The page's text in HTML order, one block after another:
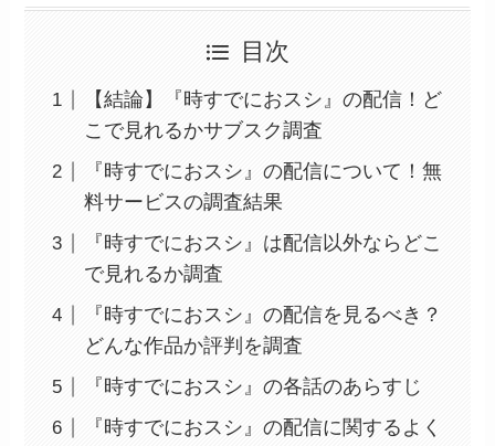
目次
【結論】『時すでにおスシ』の配信！ど
こで見れるかサブスク調査
『時すでにおスシ』の配信について！無
料サービスの調査結果
『時すでにおスシ』は配信以外ならどこ
で見れるか調査
『時すでにおスシ』の配信を見るべき？
どんな作品か評判を調査
『時すでにおスシ』の各話のあらすじ
『時すでにおスシ』の配信に関するよく